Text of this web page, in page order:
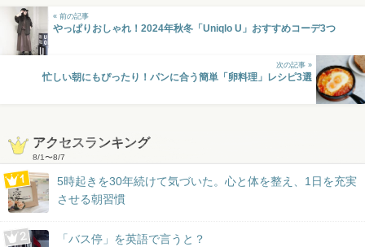
« 前の記事
やっぱりおしゃれ！2024年秋冬「Uniqlo U」おすすめコーデ3つ
次の記事 »
忙しい朝にもぴったり！パンに合う簡単「卵料理」レシピ3選
アクセスランキング
8/1〜8/7
5時起きを30年続けて気づいた。心と体を整え、1日を充実
させる朝習慣
「バス停」を英語で言うと？